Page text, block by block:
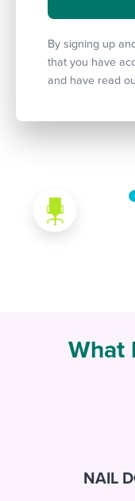
By signing up
that you have
and have read
What
NAIL